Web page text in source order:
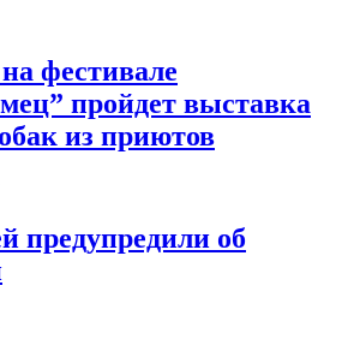
фестивале
пройдет выставка
из приютов
предупредили об